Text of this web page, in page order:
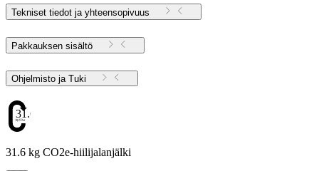
Tekniset tiedot ja yhteensopivuus
Pakkauksen sisältö
Ohjelmisto ja Tuki
31.6
31.6 kg CO2e-hiilijalanjälki